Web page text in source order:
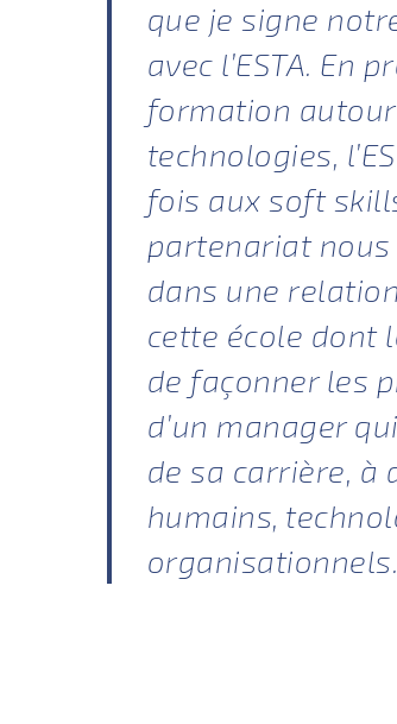
que je signe
avec l’ESTA. En
formation
technologies,
fois aux soft
partenariat
dans une
cette école dont
de façonner les
d’un manager
de sa carrière, à
humains,